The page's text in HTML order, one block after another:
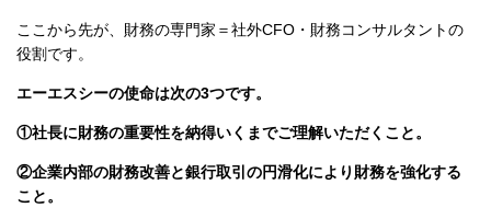
ここから先が、財務の専門家＝社外CFO・財務コンサルタントの
役割です。
エーエスシーの使命は次の3つです。
①社長に財務の重要性を納得いくまでご理解いただくこと。
②企業内部の財務改善と銀行取引の円滑化により財務を強化する
こと。